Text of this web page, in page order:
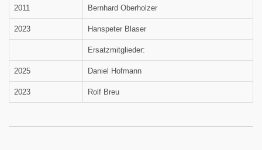
2011 Bernhard Oberholzer
2023 Hanspeter Blaser
Ersatzmitglieder:
2025 Daniel Hofmann
2023 Rolf Breu